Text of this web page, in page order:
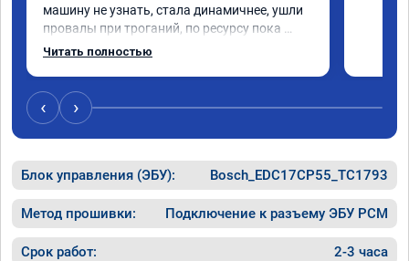
машину не узнать, стала динамичнее, ушли
провалы при троганий, по ресурсу пока
незнаю, время покажет, короче
Читать полностью
‹ ›
Блок управления (ЭБУ): Bosch_EDC17CP55_TC1793
Метод прошивки: Подключение к разъему ЭБУ PCM
Срок работ: 2-3 часа